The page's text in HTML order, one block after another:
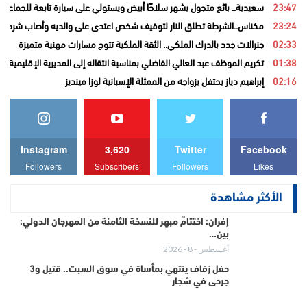
23:47 سعيدية.. بائع متجول يشهر سلاحًا أبيض ويستولي على سيارة تابعة للجماعة
23:24 مكناس..الشرطة تطلق النار لتوقيف شخص اعتدى على والديه وأصاب شرطيا
02:33 جنرالات جدد بالدرك الملكي.. الثقة الملكية تتوج مسارات مهنية متميزة
01:38 تكريم الموظف عبد العالي الفاضلي بمناسبة انتقاله إلى المديرية الإقليمية
02:16 إبراهيم دياز يحتفل بزواجه من الممثلة الإسبانية لوزا مينديز
Facebook
Likes
Twitter
Followers
3,620
Subscribers
Instagram
Followers
الأكثر مشاهدة
إفران: اختتامٌ مبهِر للنسخة الثامنة من المهرجان الدولي:
بين…
أغسطس - 8 - 2026
حفل زفاف ينتهي بمأساة في سوق السبت.. قتيل و3
جرحى في شجار